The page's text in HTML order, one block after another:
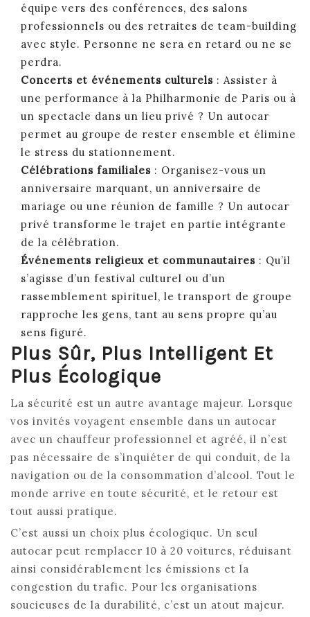
équipe vers des conférences, des salons
professionnels ou des retraites de team-building
avec style. Personne ne sera en retard ou ne se
perdra.
Concerts et événements culturels : Assister à
une performance à la Philharmonie de Paris ou à
un spectacle dans un lieu privé ? Un autocar
permet au groupe de rester ensemble et élimine
le stress du stationnement.
Célébrations familiales : Organisez-vous un
anniversaire marquant, un anniversaire de
mariage ou une réunion de famille ? Un autocar
privé transforme le trajet en partie intégrante
de la célébration.
Événements religieux et communautaires : Qu’il
s’agisse d’un festival culturel ou d’un
rassemblement spirituel, le transport de groupe
rapproche les gens, tant au sens propre qu’au
sens figuré.
Plus Sûr, Plus Intelligent Et
Plus Écologique
La sécurité est un autre avantage majeur. Lorsque
vos invités voyagent ensemble dans un autocar
avec un chauffeur professionnel et agréé, il n’est
pas nécessaire de s’inquiéter de qui conduit, de la
navigation ou de la consommation d’alcool. Tout le
monde arrive en toute sécurité, et le retour est
tout aussi pratique.
C’est aussi un choix plus écologique. Un seul
autocar peut remplacer 10 à 20 voitures, réduisant
ainsi considérablement les émissions et la
congestion du trafic. Pour les organisations
soucieuses de la durabilité, c’est un atout majeur.